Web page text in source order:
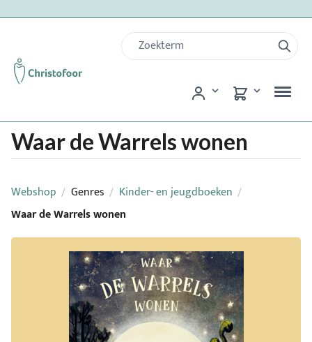
Waar de Warrels wonen
Webshop / Genres / Kinder- en jeugdboeken /
Waar de Warrels wonen